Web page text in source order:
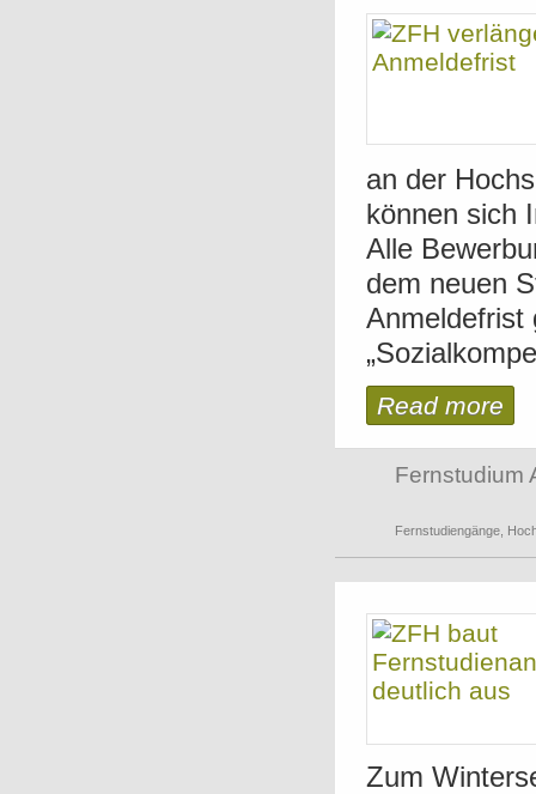
an der
können sich
Alle
dem neuen
Anmeldefrist
Read more
Fernstudium
Fernstudiengänge
Zum